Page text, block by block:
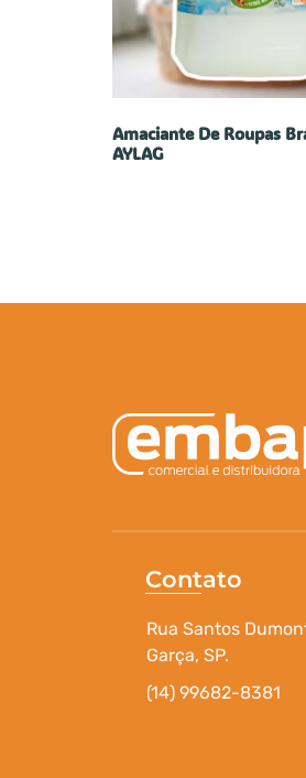
Amaciante De Roupas
AYLAG
Contato
Rua Santos
Garça, SP.
(14) 99682-8381